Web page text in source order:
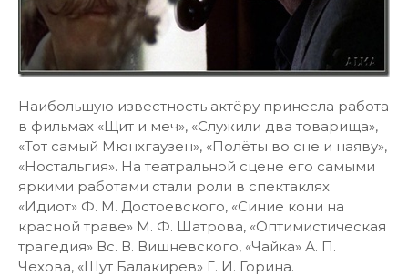
Наибольшую известность актёру принесла работа
в фильмах «Щит и меч», «Служили два товарища»,
«Тот самый Мюнхгаузен», «Полёты во сне и наяву»,
«Ностальгия». На театральной сцене его самыми
яркими работами стали роли в спектаклях
«Идиот» Ф. М. Достоевского, «Синие кони на
красной траве» М. Ф. Шатрова, «Оптимистическая
трагедия» Вс. В. Вишневского, «Чайка» А. П.
Чехова, «Шут Балакирев» Г. И. Горина.